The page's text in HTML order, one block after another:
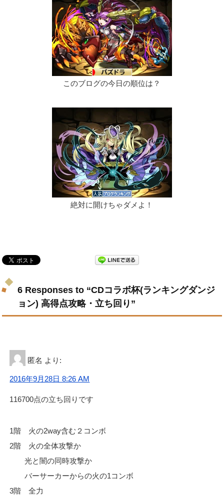
このブログの今日の順位は？
絶対に開けちゃダメよ！
6 Responses to “CDコラボ杯(ランキングダンジ
ョン) 高得点攻略・立ち回り”
匿名 より:
2016年9月28日 8:26 AM
116700点の立ち回りです
1階 火の2way含む２コンボ
2階 火の全体攻撃か
光と闇の同時攻撃か
バーサーカーからの火の1コンボ
3階 全力